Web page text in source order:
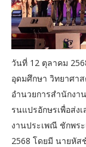
วันที่ 12 ตุลาคม
อุดมศึกษา วิทยาศา
อำนวยการสำนักงา
รนแปรอักษรเพื่อส่ง
งานประเพณี ชักพร
2568 โดยมี นายหัส